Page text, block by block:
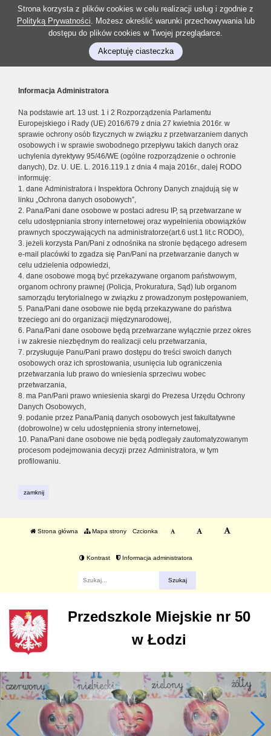
Strona korzysta z plików cookies w celu realizacji usług i zgodnie z
Polityką Prywatności. Możesz określić warunki przechowywania lub
dostępu do plików cookies w Twojej przeglądarce.
Akceptuję ciasteczka
Informacja Administratora
Na podstawie art. 13 ust. 1 i 2 Rozporządzenia Parlamentu
Europejskiego i Rady (UE) 2016/679 z dnia 27 kwietnia 2016r. w
sprawie ochrony osób fizycznych w związku z przetwarzaniem danych
osobowych i w sprawie swobodnego przepływu takich danych oraz
uchylenia dyrektywy 95/46/WE (ogólne rozporządzenie o ochronie
danych), Dz. U. UE. L. 2016.119.1 z dnia 4 maja 2016r., dalej RODO
informuję:
1. dane Administratora i Inspektora Ochrony Danych znajdują się w
linku „Ochrona danych osobowych”,
2. Pana/Pani dane osobowe w postaci adresu IP, są przetwarzane w
celu udostępniania strony internetowej oraz wypełnienia obowiązków
prawnych spoczywających na administratorze(art.6 ust.1 lit.c RODO),
3. jeżeli korzysta Pan/Pani z odnośnika na stronie będącego adresem
e-mail placówki to zgadza się Pan/Pani na przetwarzanie danych w
celu udzielenia odpowiedzi,
4. dane osobowe mogą być przekazywane organom państwowym,
organom ochrony prawnej (Policja, Prokuratura, Sąd) lub organom
samorządu terytorialnego w związku z prowadzonym postępowaniem,
5. Pana/Pani dane osobowe nie będą przekazywane do państwa
trzeciego ani do organizacji międzynarodowej,
6. Pana/Pani dane osobowe będą przetwarzane wyłącznie przez okres
i w zakresie niezbędnym do realizacji celu przetwarzania,
7. przysługuje Panu/Pani prawo dostępu do treści swoich danych
osobowych oraz ich sprostowania, usunięcia lub ograniczenia
przetwarzania lub prawo do wniesienia sprzeciwu wobec
przetwarzania,
8. ma Pan/Pani prawo wniesienia skargi do Prezesa Urzędu Ochrony
Danych Osobowych,
9. podanie przez Pana/Panią danych osobowych jest fakultatywne
(dobrowolne) w celu udostępnienia strony internetowej,
10. Pana/Pani dane osobowe nie będą podlegały zautomatyzowanym
procesom podejmowania decyzji przez Administratora, w tym
profilowaniu.
zamknij
Strona główna Mapa strony Czcionka
Kontrast Informacja administratora
Przedszkole Miejskie nr 50
w Łodzi